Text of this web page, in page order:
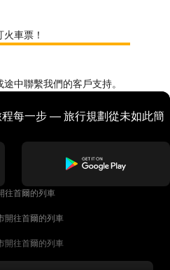
車票！
中聯繫我們的客戶支持。
每一步 — 旅行規劃從未如此簡
往首爾的列車
開往首爾的列車
開往首爾的列車